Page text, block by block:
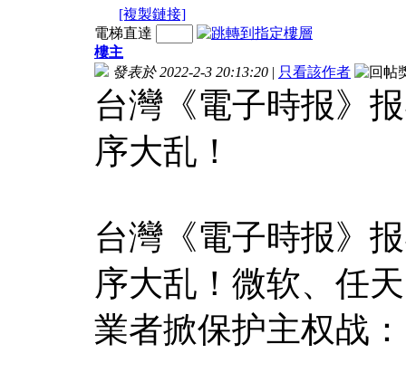
[複製鏈接]
電梯直達
樓主
發表於 2022-2-3 20:13:20 | 只看該作者
台灣《電子時报》
序大乱！
台灣《電子時报》
序大乱！微软、任
業者掀保护主权战：